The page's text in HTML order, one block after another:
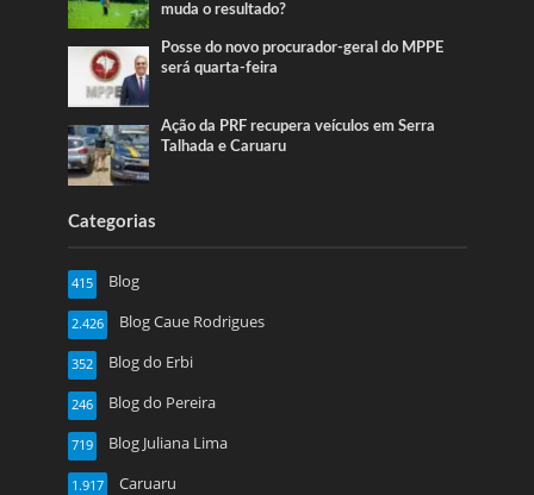
muda o resultado?
Posse do novo procurador-geral do MPPE
será quarta-feira
Ação da PRF recupera veículos em Serra
Talhada e Caruaru
Categorias
Blog
415
Blog Caue Rodrigues
2.426
Blog do Erbi
352
Blog do Pereira
246
Blog Juliana Lima
719
Caruaru
1.917